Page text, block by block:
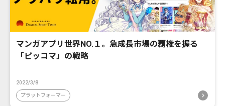
マンガアプリ世界NO.１。急成長市場の覇権を握る
「ピッコマ」の戦略
2022/3/8
プラットフォーマー